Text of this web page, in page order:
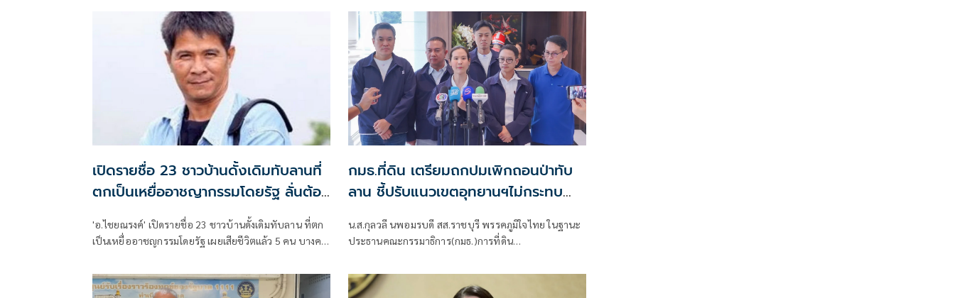
แห่งชาติ สัตว์ป่า และพันธุ์พืช ถึงกรณีการดูแลรักษา “เจ้า
จิ๋วน้อย” ลูกช้างป่าพลัดหลงในพื้นที่อุทยานแห่งชาติ
ไทรโยค
เปิดรายชื่อ 23 ชาวบ้านดั้งเดิมทับลานที่
ตกเป็นเหยื่ออาชญากรรมโดยรัฐ ลั่นต้อง
'อ.ไชยณรงค์' เปิดรายชื่อ 23 ชาวบ้านดั้งเดิมทับลาน ที่ตก
เป็นเหยื่ออาชญกรรมโดยรัฐ เผยเสียชีวิตแล้ว 5 คน บางคน
พวกเซฟทับลานต้องรับผิดชอบด้วย
กมธ.ที่ดิน เตรียมถกปมเพิกถอนป่าทับ
ลาน ชี้ปรับแนวเขตอุทยานฯไม่กระทบ
น.ส.กุลวลี นพอมรบดี สส.ราชบุรี พรรคภูมิใจไทย ในฐานะ
ประธานคณะกรรมาธิการ(กมธ.)การที่ดิน
กล่าวถึงแนวทางการทำงานของกมธ.ฯ ต่อกรณีการเพิกถอน
พื้นที่ป่าทับลาน ที่อยู่ในกระแสความสนใจของสังคมว่า